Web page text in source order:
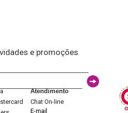
e promoções
Atendimento
Chat On-line
E-mail